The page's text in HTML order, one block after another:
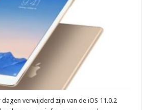
verwijderd zijn van de iOS 11.0.2